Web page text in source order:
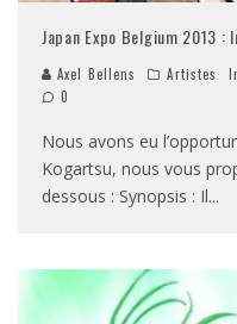
Japan Expo Belgium 2013
Axel Bellens Artistes
0
Nous avons eu
Kogartsu, nous vous
dessous : Synopsis : Il...